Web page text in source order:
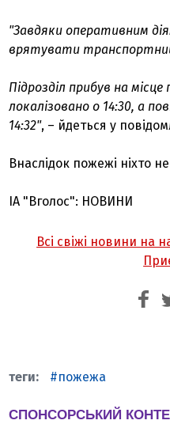
"Завдяки оперативним
врятувати транспортний
Підрозділ прибув на місце
локалізовано о 14:30, а
14:32", – йдеться у
Внаслідок пожежі ніхто
ІА "Вголос": НОВИНИ
Всі свіжі новини на
пожежа